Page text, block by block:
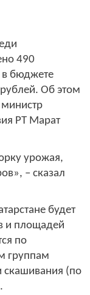
490
бюджете
Об этом
РТ Марат
урожая,
– сказал
будет
и площадей
по
группам
(по